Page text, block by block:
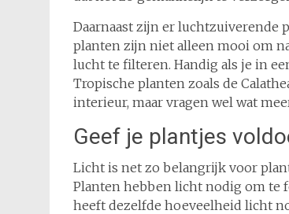
Daarnaast zijn er luchtzuiverende
planten zijn niet alleen mooi om
lucht te filteren. Handig als je in
Tropische planten zoals de
interieur, maar vragen wel wat
Geef je plantjes
Licht is net zo belangrijk voor
Planten hebben licht nodig om te
heeft dezelfde hoeveelheid licht